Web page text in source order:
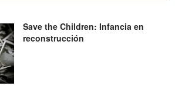
Save the Children: Infancia en
reconstrucción